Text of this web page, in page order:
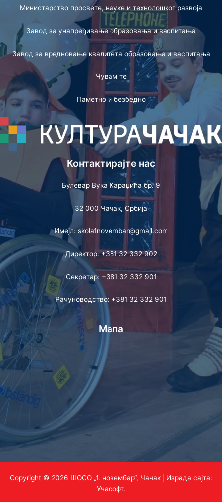
Министарство просвете, науке и технолошког развоја
Завод за унапређивање образовања и васпитања
Завод за вредновање квалитета образовања и васпитања
Чувам те
Паметно и безбедно
Контактирајте нас
Булевар Вука Караџића бр. 9
32 000 Чачак, Србија
Имејл: skola1novembar@gmail.com
Директор: +381 32 332 902
Секретар: +381 32 332 901
Рачуноводство: +381 32 332 901
Мапа
Copyright © 2026 ШОСО „1. новембар“, Чачак | Израда сајта:
Учасофт.